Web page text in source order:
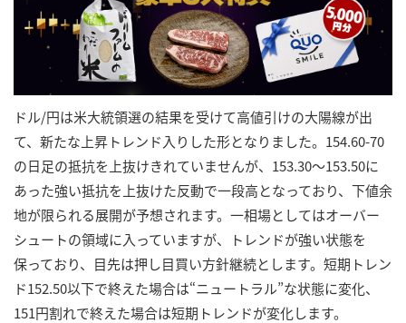
ドル/円は米大統領選の結果を受けて高値引けの大陽線が出
て、新たな上昇トレンド入りした形となりました。154.60-70
の日足の抵抗を上抜けきれていませんが、153.30～153.50に
あった強い抵抗を上抜けた反動で一段高となっており、下値余
地が限られる展開が予想されます。一相場としてはオーバー
シュートの領域に入っていますが、トレンドが強い状態を
保っており、目先は押し目買い方針継続とします。短期トレン
ド152.50以下で終えた場合は“ニュートラル”な状態に変化、
151円割れで終えた場合は短期トレンドが変化します。